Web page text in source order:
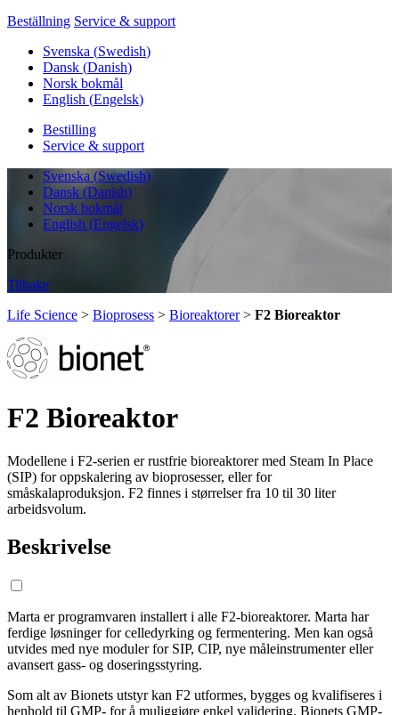
Beställning Service & support
Svenska (Swedish)
Dansk (Danish)
Norsk bokmål
English (Engelsk)
Bestilling
Service & support
Svenska (Swedish)
Dansk (Danish)
Norsk bokmål
English (Engelsk)
Produkter
Tilbake
Life Science > Bioprosess > Bioreaktorer> F2 Bioreaktor
F2 Bioreaktor
Modellene i F2-serien er rustfrie bioreaktorer med Steam In Place
(SIP) for oppskalering av bioprosesser, eller for
småskalaproduksjon. F2 finnes i størrelser fra 10 til 30 liter
arbeidsvolum.
Beskrivelse
Marta er programvaren installert i alle F2-bioreaktorer. Marta har
ferdige løsninger for celledyrking og fermentering. Men kan også
utvides med nye moduler for SIP, CIP, nye måleinstrumenter eller
avansert gass- og doseringsstyring.
Som alt av Bionets utstyr kan F2 utformes, bygges og kvalifiseres i
henhold til GMP- for å muliggjøre enkel validering. Bionets GMP-